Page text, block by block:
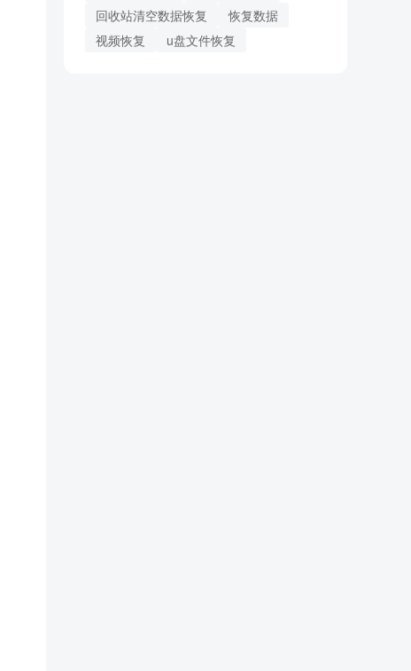
回收站清空数据恢复
恢复数据
视频恢复
u盘文件恢复